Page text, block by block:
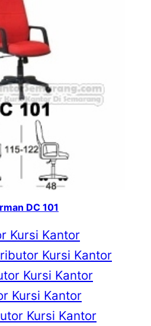
DC 101
Kursi Kantor
Kursi Kantor
Kursi Kantor
Kursi Kantor
Kursi Kantor